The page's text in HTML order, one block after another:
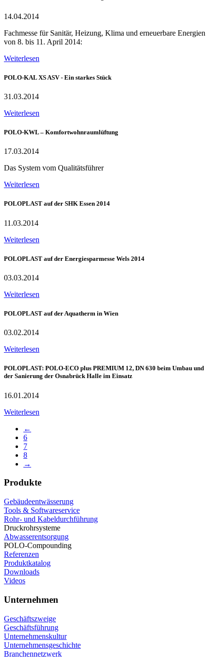
14.04.2014
Fachmesse für Sanitär, Heizung, Klima und erneuerbare Energien
von 8. bis 11. April 2014:
Weiterlesen
POLO-KAL XS ASV - Ein starkes Stück
31.03.2014
Weiterlesen
POLO-KWL – Komfortwohnraumlüftung
17.03.2014
Das System vom Qualitätsführer
Weiterlesen
POLOPLAST auf der SHK Essen 2014
11.03.2014
Weiterlesen
POLOPLAST auf der Energiesparmesse Wels 2014
03.03.2014
Weiterlesen
POLOPLAST auf der Aquatherm in Wien
03.02.2014
Weiterlesen
POLOPLAST: POLO-ECO plus PREMIUM 12, DN 630 beim Umbau und
der Sanierung der Osnabrück Halle im Einsatz
16.01.2014
Weiterlesen
←
6
7
8
→
Produkte
Gebäudeentwässerung
Tools & Softwareservice
Rohr- und Kabeldurchführung
Druckrohrsysteme
Abwasserentsorgung
POLO-Compounding
Referenzen
Produktkatalog
Downloads
Videos
Unternehmen
Geschäftszweige
Geschäftsführung
Unternehmenskultur
Unternehmensgeschichte
Branchennetzwerk